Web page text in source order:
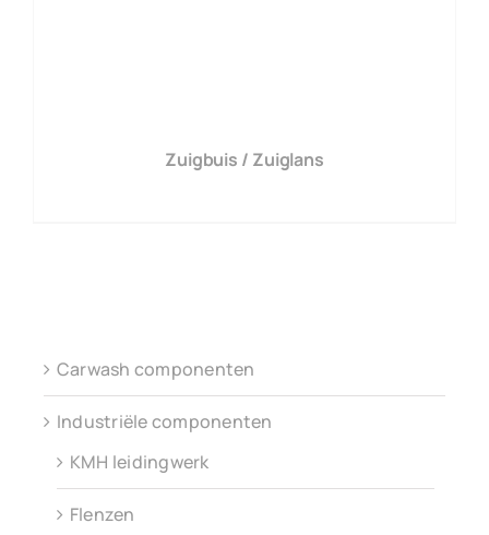
Zuigbuis / Zuiglans
Carwash componenten
Industriële componenten
KMH leidingwerk
Flenzen